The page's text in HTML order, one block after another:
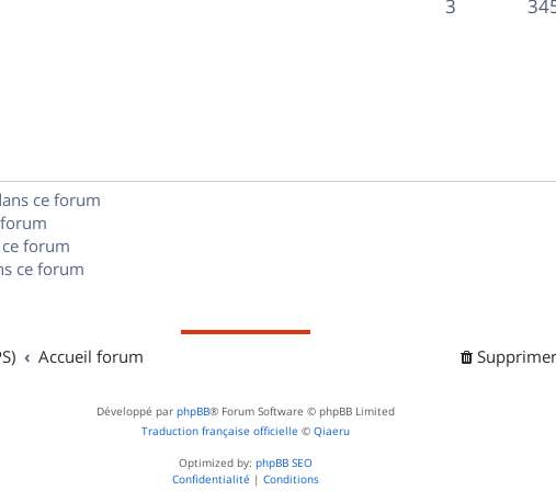
sp
e
3
ce forum
forum
ce forum
Accueil forum
Développé par phpBB® Forum Software © phpBB Limited
Traduction française officielle © Qiaeru
Optimized by: phpBB SEO
Confidentialité | Conditions